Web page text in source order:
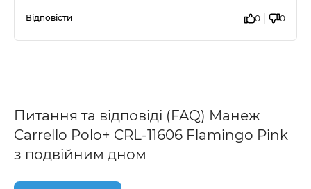
Відповісти 0 0
Питання та відповіді (FAQ) Манеж
Carrello Polo+ CRL-11606 Flamingo Pink
з подвійним дном